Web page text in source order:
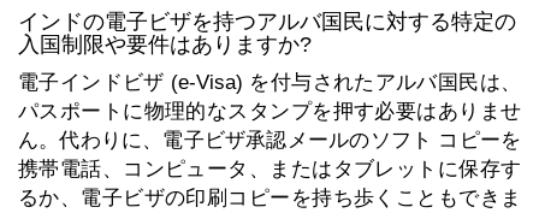
インドの電子ビザを持つアルバ国民に対する特定の
入国制限や要件はありますか?
電子インドビザ (e-Visa) を付与されたアルバ国民は、
パスポートに物理的なスタンプを押す必要はありませ
ん。代わりに、電子ビザ承認メールのソフト コピーを
携帯電話、コンピュータ、またはタブレットに保存す
るか、電子ビザの印刷コピーを持ち歩くこともできま